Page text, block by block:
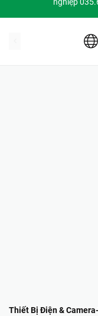
Thiết Bị Điện &